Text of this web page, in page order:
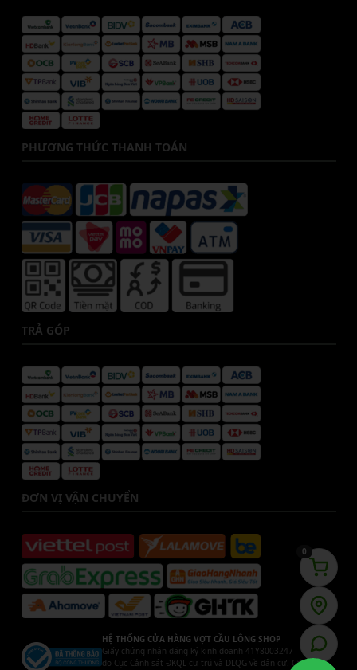
PHƯƠNG THỨC THANH TOÁN
TRẢ GÓP
ĐƠN VỊ VẬN CHUYỂN
HỆ THỐNG CỬA HÀNG VỢT CẦU LÔNG SHOP
Giấy chứng nhận đăng ký kinh doanh 41Y8003247
do Cục Cảnh sát ĐKQL cư trú và DLQG về dân cư. Cấp ngày
0